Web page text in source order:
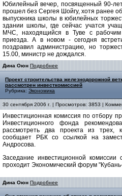
Юбилейный вечер, посвященный 90-
прошел без Сергея Шойгу, хотя ранее
выпускника школы в юбилейных
здании школы, где сейчас учатся
МЧС, находящийся в Туве с
приезда. А в новом - сегодня
поздравил администрацию, но
15.00, министр не дождался.
Дина Оюн Подробнее
Проект строительства железнодорожной
рассмотрен инвесткомиссией
Рубрика: Экономика
30 сентября 2006 г. | Просмотров: 3853 |
Инвестиционная комиссия по отбору
Инвестиционного фонда
рассмотреть два проекта из трех,
сообщает РБК со ссылкой на
Андросовa.
Заседание инвестиционной
проходит Экономический форум
Дина Оюн Подробнее